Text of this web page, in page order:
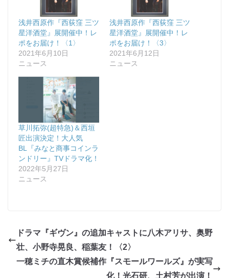
浅井西原作『西荻窪 三ツ
星洋酒堂』展開催中！レ
ポをお届け！〈1〉
2021年6月10日
ニュース
浅井西原作『西荻窪 三ツ
星洋酒堂』展開催中！レ
ポをお届け！〈3〉
2021年6月12日
ニュース
草川拓弥(超特急)＆西垣
匠出演決定！大人気
BL『みなと商事コインラ
ンドリー』TVドラマ化！
2022年5月27日
ニュース
ドラマ『ギヴン』の追加キャストに八木アリサ、奥野
壮、小野寺晃良、稲葉友！〈2〉
一穂ミチの直木賞候補作『スモールワールズ』が実写
化！光石研、土村芳が出演！